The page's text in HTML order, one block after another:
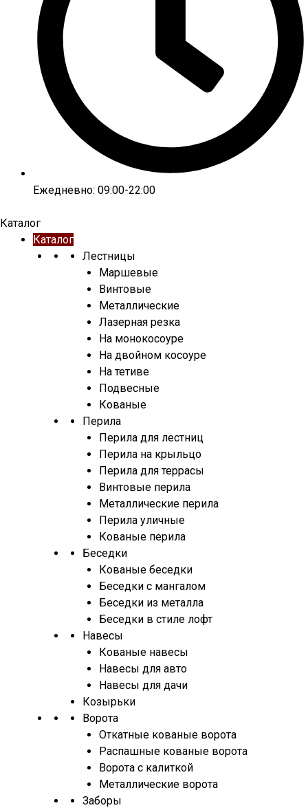
Ежедневно: 09:00-22:00
Каталог
Каталог
Лестницы
Маршевые
Винтовые
Металлические
Лазерная резка
На монокосоуре
На двойном косоуре
На тетиве
Подвесные
Кованые
Перила
Перила для лестниц
Перила на крыльцо
Перила для террасы
Винтовые перила
Металлические перила
Перила уличные
Кованые перила
Беседки
Кованые беседки
Беседки с мангалом
Беседки из металла
Беседки в стиле лофт
Навесы
Кованые навесы
Навесы для авто
Навесы для дачи
Козырьки
Ворота
Откатные кованые ворота
Распашные кованые ворота
Ворота с калиткой
Металлические ворота
Заборы